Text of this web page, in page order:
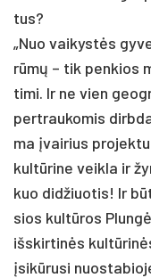
tus?
„Nuo vai­kystės
rūmų – tik pen­kios
ti­mi. Ir ne vien
per­trau­ko­mis
ma įvai­rius
kultū­ri­ne veik­la ir
kuo did­žiuo­tis! Ir
sios kultū­ros
išs­kir­tinės
įsikū­ru­si